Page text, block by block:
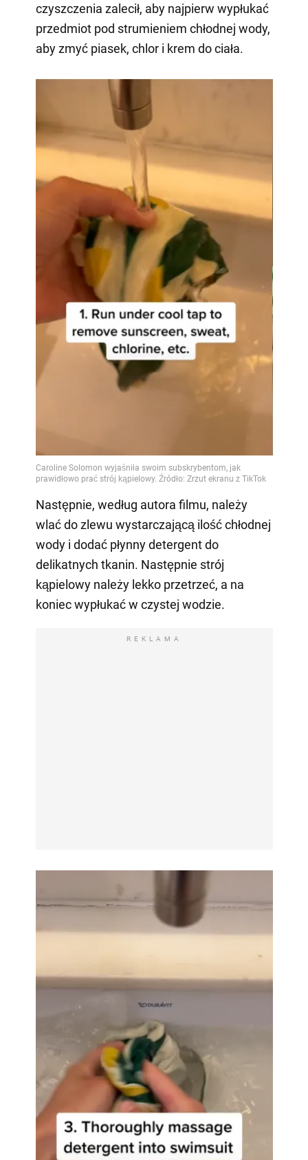
czyszczenia zalecił, aby najpierw wypłukać
przedmiot pod strumieniem chłodnej wody,
aby zmyć piasek, chlor i krem do ciała.
Następnie, według autora filmu, należy
wlać do zlewu wystarczającą ilość chłodnej
wody i dodać płynny detergent do
delikatnych tkanin. Następnie strój
kąpielowy należy lekko przetrzeć, a na
koniec wypłukać w czystej wodzie.
REKLAMA